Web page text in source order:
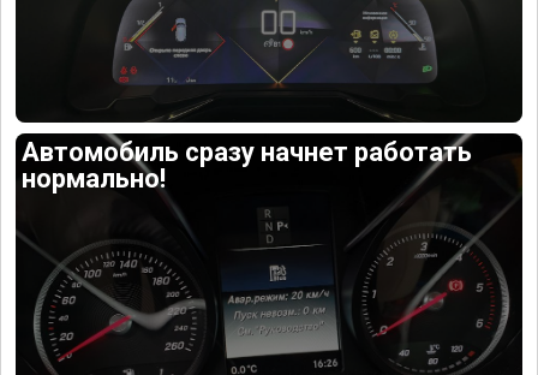
Автомобиль сразу начнет работать
нормально!